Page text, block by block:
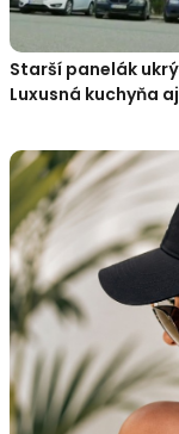
Starší panelák
Luxusná kuchyňa